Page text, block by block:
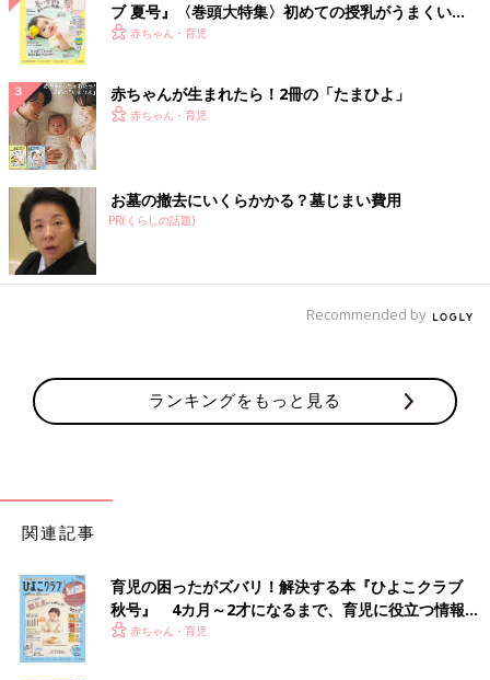
ブ 夏号』〈巻頭大特集〉初めての授乳がうまくい
く！ おっぱい・ミルクの基本と夏のトラブル 解決テ
赤ちゃん・育児
赤ちゃんが生まれたら！2冊の「たまひよ」
赤ちゃん・育児
お墓の撤去にいくらかかる？墓じまい費用
PR(くらしの話題)
Recommended by
ランキングをもっと見る
関連記事
育児の困ったがズバリ！解決する本『ひよこクラブ
秋号』 4カ月～2才になるまで、育児に役立つ情報が
いっぱい！
赤ちゃん・育児